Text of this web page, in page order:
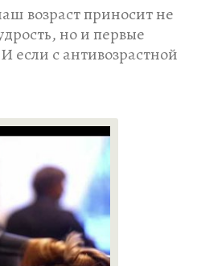
возраст приносит не
но и первые
с антивозрастной